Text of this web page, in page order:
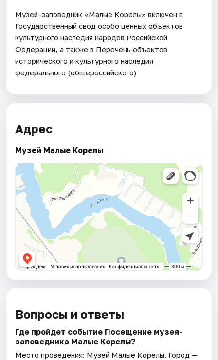
Музей-заповедник «Малые Корелы» включен в
Государственный свод особо ценных объектов
культурного наследия народов Российской
Федерации, а также в Перечень объектов
исторического и культурного наследия
федерального (общероссийского)
Адрес
Музей Малые Корелы
Вопросы и ответы
Где пройдет событие Посещение музея-
заповедника Малые Корелы?
Место проведения: Музей Малые Корелы. Город —